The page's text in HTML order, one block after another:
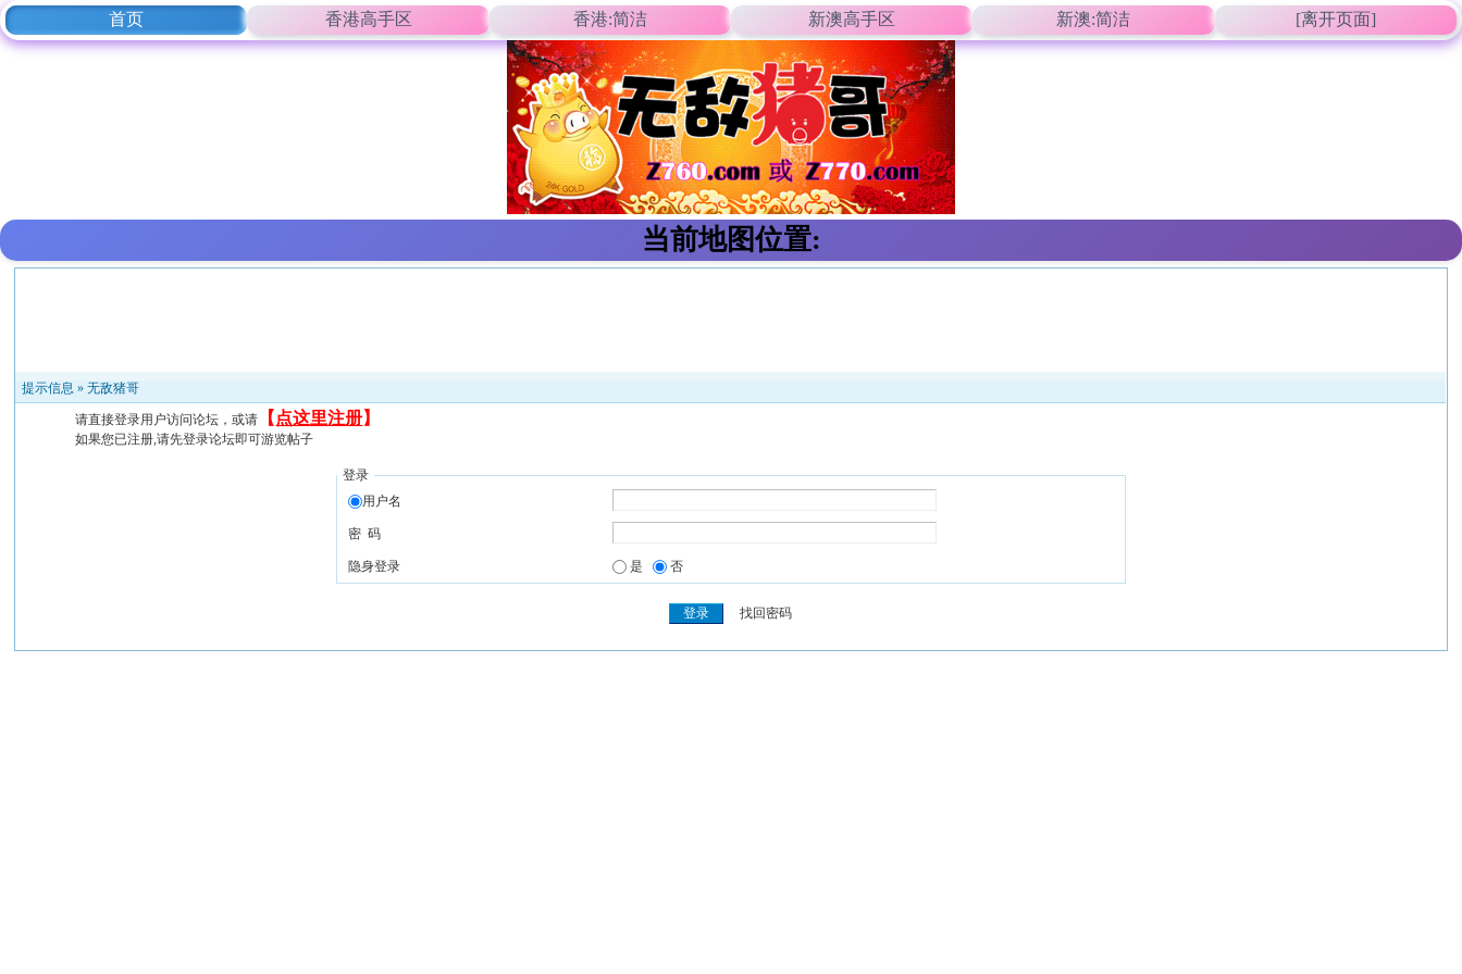
首页 香港高手区 香港:简洁 新澳高手区 新澳:简洁 [离开页面]
当前地图位置:
提示信息 »无敌猪哥
请直接登录用户访问论坛，或请 【 点这里注册】
如果您已注册,请先登录论坛即可游览帖子
登录
用户名
密 码
隐身登录 是 否
找回密码